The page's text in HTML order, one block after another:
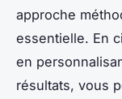
approche
essentielle. En
en
résultats, vous